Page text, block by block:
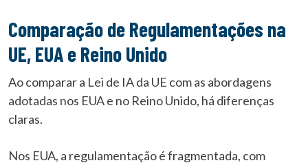
Comparação de Regulamentações na
UE, EUA e Reino Unido
Ao comparar a Lei de IA da UE com as abordagens
adotadas nos EUA e no Reino Unido, há diferenças
claras.
Nos EUA, a regulamentação é fragmentada, com